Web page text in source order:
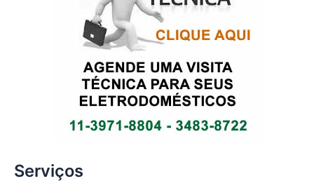
Serviços